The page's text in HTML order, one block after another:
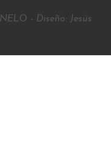
- Diseño: Jesús